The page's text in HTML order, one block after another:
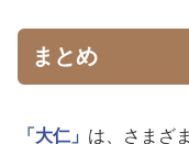
まとめ
「大仁」 は、さまざ